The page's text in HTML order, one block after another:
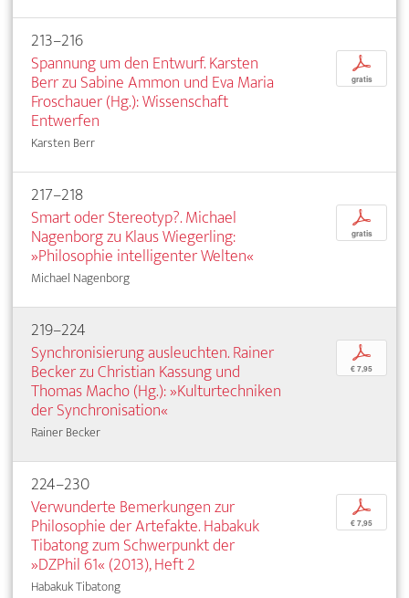
213–216
Spannung um den Entwurf. Karsten
Berr zu Sabine Ammon und Eva Maria
Froschauer (Hg.): Wissenschaft
Entwerfen
Karsten Berr
p
gratis
217–218
Smart oder Stereotyp?. Michael
Nagenborg zu Klaus Wiegerling:
»Philosophie intelligenter Welten«
Michael Nagenborg
p
gratis
219–224
Synchronisierung ausleuchten. Rainer
Becker zu Christian Kassung und
Thomas Macho (Hg.): »Kulturtechniken
der Synchronisation«
Rainer Becker
p
€ 7,95
224–230
Verwunderte Bemerkungen zur
Philosophie der Artefakte. Habakuk
Tibatong zum Schwerpunkt der
»DZPhil 61« (2013), Heft 2
Habakuk Tibatong
p
€ 7,95